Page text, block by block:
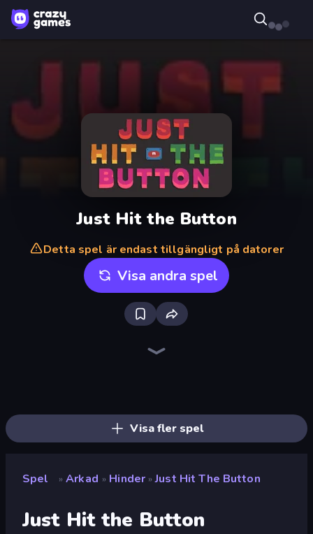
Just Hit the Button
Detta spel är endast tillgängligt på datorer
Visa andra spel
Visa fler spel
Spel » Arkad » Hinder » Just Hit The Button
Just Hit the Button